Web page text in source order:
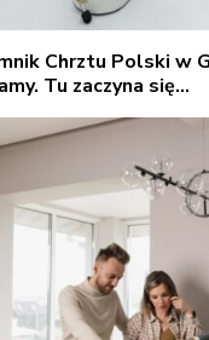
Chrztu Polski w
Tu zaczyna się...